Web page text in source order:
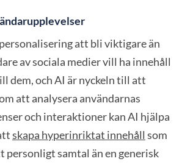
att bli viktigare än
av sociala medier vill ha innehåll
dem, och AI är nyckeln till att
att analysera användarnas
och interaktioner kan AI hjälpa
skapa hyperinriktat innehåll som
personligt samtal än en generisk